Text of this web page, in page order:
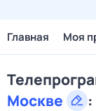
Главная Моя
Москве
: